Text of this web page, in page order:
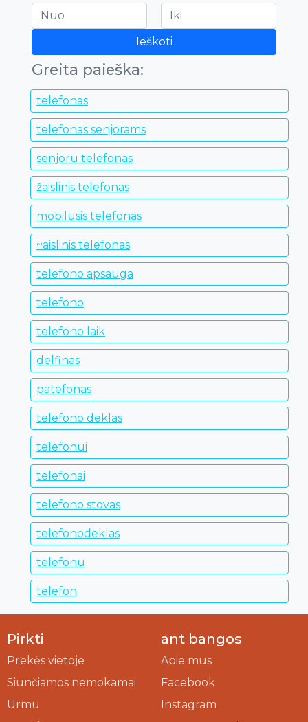
Ieškoti
Greita paieška:
telefonas
telefonas senjorams
senjoru telefonas
žaislinis telefonas
mobilusis telefonas
~aislinis telefonas
telefono apsauga
telefono
telefono laik
delfinas
patefonas
telefono deklas
telefonui
telefonai
telefono stovas
telefonodeklas
telefonu
telefon
Pirkti
Prekės vietoje
Siunčiamos nemokamai
Urmu
ant bangos
Apie mus
Facebook
Instagram